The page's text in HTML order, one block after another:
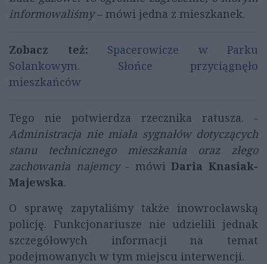
informowaliśmy– mówi jedna z mieszkanek.
Zobacz też:
Spacerowicze w Parku
Solankowym. Słońce przyciągnęło
mieszkańców
Tego nie potwierdza rzecznika ratusza. -
Administracja nie miała sygnałów dotyczących
stanu technicznego mieszkania oraz złego
zachowania najemcy- mówiDaria Knasiak-
Majewska.
O sprawę zapytaliśmy także inowrocławską
policję. Funkcjonariusze nie udzielili jednak
szczegółowych informacji na temat
podejmowanych w tym miejscu interwencji.